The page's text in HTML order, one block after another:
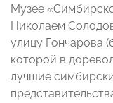
Музее
Николаем
улицу Гончарова
которой в
лучшие